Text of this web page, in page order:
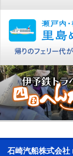
石崎汽船株式会社